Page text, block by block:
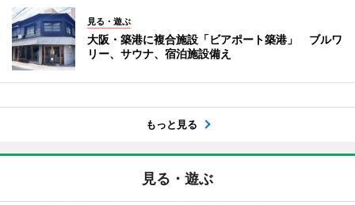
見る・遊ぶ
大阪・築港に複合施設「ビアポート築港」 ブルワ
リー、サウナ、宿泊施設備え
もっと見る
見る・遊ぶ